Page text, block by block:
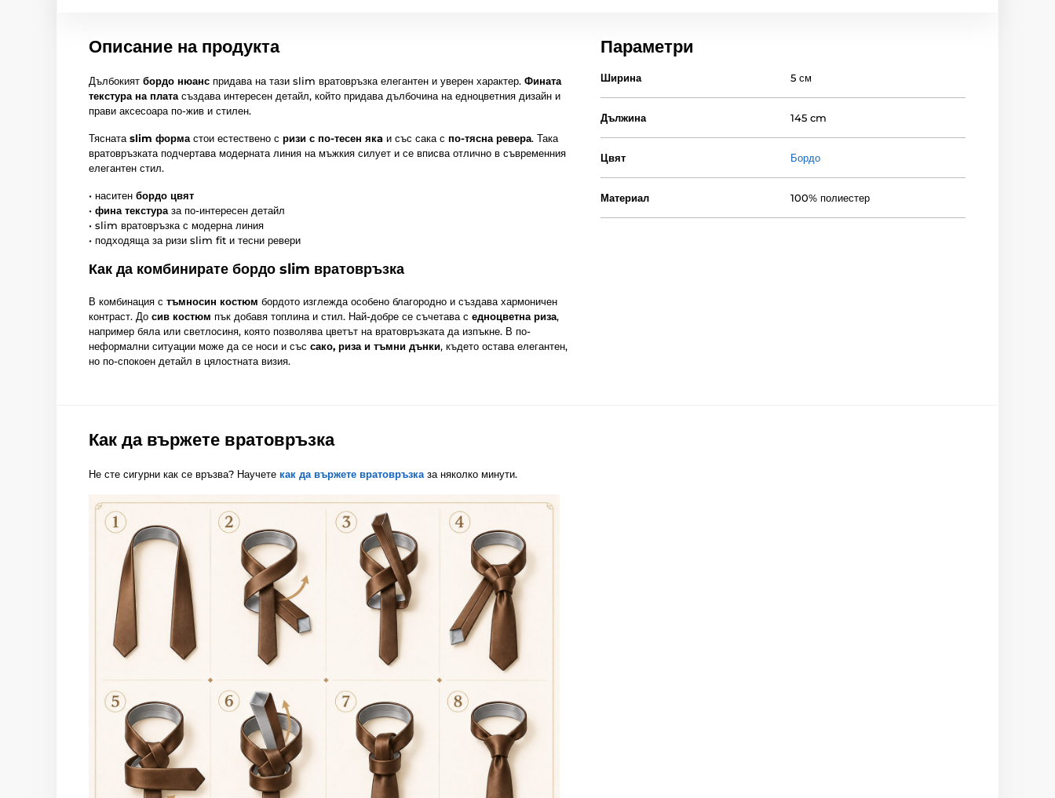
Описание на продукта
Дълбокият бордо нюанс придава на тази slim вратовръзка елегантен и уверен характер. Фината
текстура на плата създава интересен детайл, който придава дълбочина на едноцветния дизайн и
прави аксесоара по-жив и стилен.
Тясната slim форма стои естествено с ризи с по-тесен якa и със сака с по-тясна ревера. Така
вратовръзката подчертава модерната линия на мъжкия силует и се вписва отлично в съвременния
елегантен стил.
• наситен бордо цвят
• фина текстура за по-интересен детайл
• slim вратовръзка с модерна линия
• подходяща за ризи slim fit и тесни ревери
Как да комбинирате бордо slim вратовръзка
В комбинация с тъмносин костюм бордото изглежда особено благородно и създава хармоничен
контраст. До сив костюм пък добавя топлина и стил. Най-добре се съчетава с едноцветна риза,
например бяла или светлосиня, която позволява цветът на вратовръзката да изпъкне. В по-
неформални ситуации може да се носи и със сако, риза и тъмни дънки, където остава елегантен,
но по-спокоен детайл в цялостната визия.
Параметри
Ширина 5 см
Дължина 145 cm
Цвят Бордо
Материал 100% полиестер
Как да вържете вратовръзка
Не сте сигурни как се връзва? Научете как да вържете вратовръзка за няколко минути.